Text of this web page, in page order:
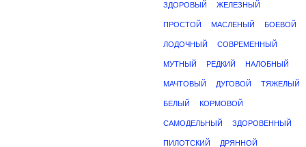
ЗДОРОВЫЙ ЖЕЛЕЗНЫЙ
ПРОСТОЙ МАСЛЕНЫЙ БОЕВОЙ
ЛОДОЧНЫЙ СОВРЕМЕННЫЙ
МУТНЫЙ РЕДКИЙ НАЛОБНЫЙ
МАЧТОВЫЙ ДУГОВОЙ ТЯЖЕЛЫЙ
БЕЛЫЙ КОРМОВОЙ
САМОДЕЛЬНЫЙ ЗДОРОВЕННЫЙ
ПИЛОТСКИЙ ДРЯННОЙ